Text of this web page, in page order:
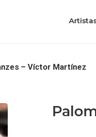
– Víctor Martínez